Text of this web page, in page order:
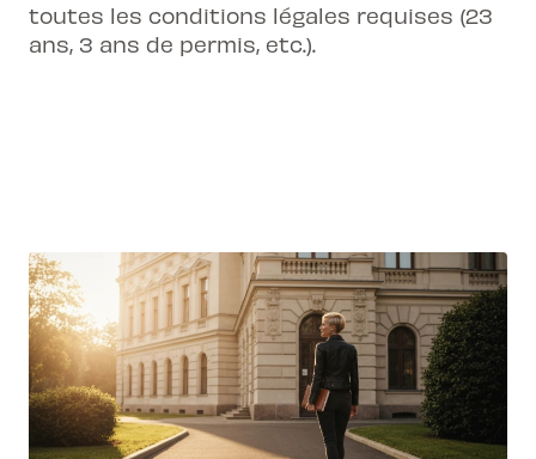
toutes les conditions légales requises (23
ans, 3 ans de permis, etc.).